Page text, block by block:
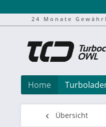
24 Monate
Home
Übersicht